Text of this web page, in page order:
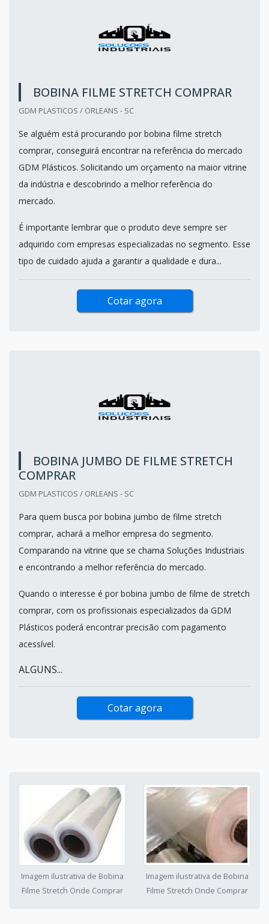
BOBINA FILME STRETCH COMPRAR
GDM PLASTICOS / ORLEANS - SC
Se alguém está procurando por bobina filme stretch
comprar, conseguirá encontrar na referência do mercado
GDM Plásticos. Solicitando um orçamento na maior vitrine
da indústria e descobrindo a melhor referência do
mercado.
É importante lembrar que o produto deve sempre ser
adquirido com empresas especializadas no segmento. Esse
tipo de cuidado ajuda a garantir a qualidade e dura...
Cotar agora
BOBINA JUMBO DE FILME STRETCH
COMPRAR
GDM PLASTICOS / ORLEANS - SC
Para quem busca por bobina jumbo de filme stretch
comprar, achará a melhor empresa do segmento.
Comparando na vitrine que se chama Soluções Industriais
e encontrando a melhor referência do mercado.
Quando o interesse é por bobina jumbo de filme de stretch
comprar, com os profissionais especializados da GDM
Plásticos poderá encontrar precisão com pagamento
acessível.
ALGUNS...
Cotar agora
Imagem ilustrativa de Bobina
Filme Stretch Onde Comprar
Imagem ilustrativa de Bobina
Filme Stretch Onde Comprar